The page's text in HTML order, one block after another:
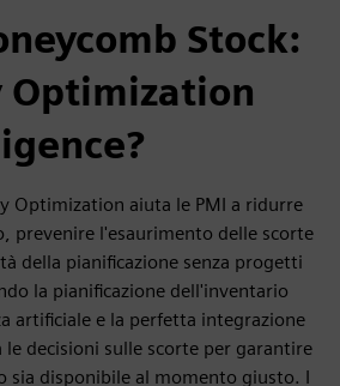
Stock:
Optimization
Optimization aiuta le PMI a ridurre
prevenire l'esaurimento delle scorte
della pianificazione senza progetti
la pianificazione dell'inventario
artificiale e la perfetta integrazione
le decisioni sulle scorte per garantire
sia disponibile al momento giusto. I